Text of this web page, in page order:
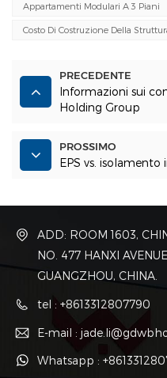
Appartamenti Modulari A 3 Piani
Costo Di Costruzione Della
PRECEDENTE
Informazioni sui
Holding Group
PROSSIMO
EPS vs. isolamento
ADD: ROOM 1603,
NO. 477 HANXI
GUANGZHOU, CHINA.
tel : +8613312807790
E-mail :
Whatsapp :